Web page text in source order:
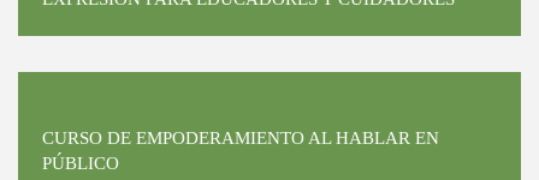
CURSO DE EMPODERAMIENTO AL HABLAR EN
PÚBLICO